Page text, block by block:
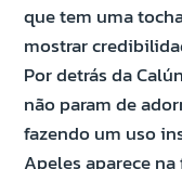
que tem uma
mostrar
Por detrás da
não param de
fazendo um uso
Apeles aparece